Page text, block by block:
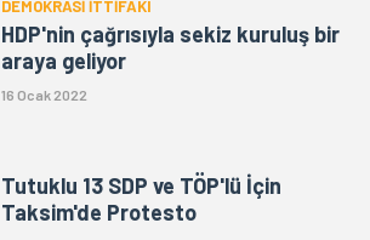
DEMOKRASİ İTTİFAKI
HDP'nin çağrısıyla sekiz kuruluş bir
araya geliyor
16 Ocak 2022
Tutuklu 13 SDP ve TÖP'lü İçin
Taksim'de Protesto